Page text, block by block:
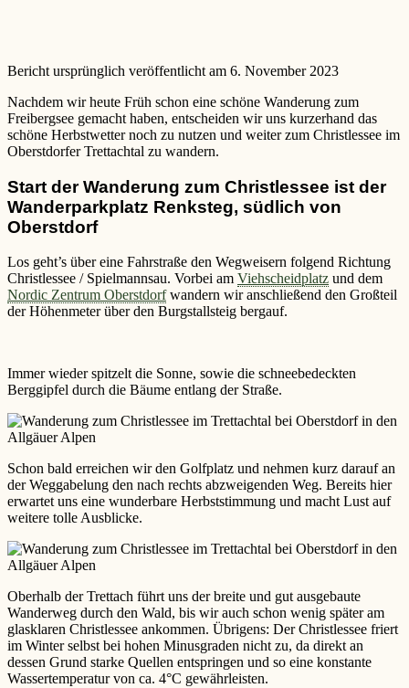
Bericht ursprünglich veröffentlicht am 6. November 2023
Nachdem wir heute Früh schon eine schöne Wanderung zum
Freibergsee gemacht haben, entscheiden wir uns kurzerhand das
schöne Herbstwetter noch zu nutzen und weiter zum Christlessee im
Oberstdorfer Trettachtal zu wandern.
Start der Wanderung zum Christlessee ist der
Wanderparkplatz Renksteg, südlich von
Oberstdorf
Los geht’s über eine Fahrstraße den Wegweisern folgend Richtung
Christlessee / Spielmannsau. Vorbei am Viehscheidplatz und dem
Nordic Zentrum Oberstdorfwandern wir anschließend den Großteil
der Höhenmeter über den Burgstallsteig bergauf.
Immer wieder spitzelt die Sonne, sowie die schneebedeckten
Berggipfel durch die Bäume entlang der Straße.
Schon bald erreichen wir den Golfplatz und nehmen kurz darauf an
der Weggabelung den nach rechts abzweigenden Weg. Bereits hier
erwartet uns eine wunderbare Herbststimmung und macht Lust auf
weitere tolle Ausblicke.
Oberhalb der Trettach führt uns der breite und gut ausgebaute
Wanderweg durch den Wald, bis wir auch schon wenig später am
glasklaren Christlessee ankommen. Übrigens: Der Christlessee friert
im Winter selbst bei hohen Minusgraden nicht zu, da direkt an
dessen Grund starke Quellen entspringen und so eine konstante
Wassertemperatur von ca. 4°C gewährleisten.